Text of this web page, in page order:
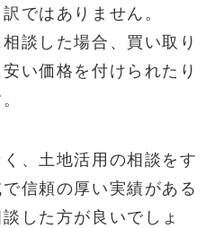
ではありません。
談した場合、買い取り
い価格を付けられたり
、土地活用の相談をす
信頼の厚い実績がある
した方が良いでしょ